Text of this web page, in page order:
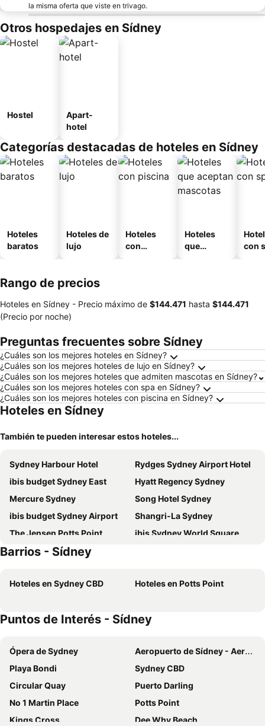
la misma oferta que viste en trivago.
Otros hospedajes en Sídney
Hostel
Apart-
hotel
Categorías destacadas de hoteles en Sídney
Hoteles
baratos
Hoteles de
lujo
Hoteles
con
Hoteles
que
con
Rango de precios
Hoteles en Sídney - Precio máximo de ‎$144.471 hasta ‎$144.471
(Precio por noche)
Preguntas frecuentes sobre Sídney
¿Cuáles son los mejores hoteles en Sídney?
¿Cuáles son los mejores hoteles de lujo en Sídney?
¿Cuáles son los mejores hoteles que admiten mascotas en Sídney?
¿Cuáles son los mejores hoteles con spa en Sídney?
¿Cuáles son los mejores hoteles con piscina en Sídney?
Hoteles en Sídney
También te pueden interesar estos hoteles...
Sydney Harbour Hotel
Rydges Sydney Airport Hotel
ibis budget Sydney East
Hyatt Regency Sydney
Mercure Sydney
Song Hotel Sydney
ibis budget Sydney Airport
Shangri-La Sydney
The Jensen Potts Point
ibis Sydney World Square
ibis Styles Sydney Central
Metro Hotel Marlow Sydney Central
Swissôtel Sydney
Central Private Hotel
DeVere Hotel
Sydney Harbour Marriott Hotel at Circular Quay
ibis budget St Peters
Intercontinental Hotels Sydney By Ihg
Rydges World Square
The Fullerton Hotel Sydney
Stamford Plaza Sydney Airport
Amora Hotel Jamison Sydney
Novotel Sydney Darling Square
W Sydney
Hotel Hacienda
Barrios - Sídney
Hoteles en Sydney CBD Hoteles en Potts Point
Puntos de Interés - Sídney
Ópera de Sydney
Aeropuerto de Sídney - Aeropuerto Internacional Kingsford Smith
Playa Bondi
Sydney CBD
Circular Quay
Puerto Darling
No 1 Martin Place
Potts Point
Kings Cross
Dee Why Beach